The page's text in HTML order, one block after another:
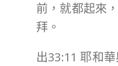
前，就都起來
拜。
出33:11 耶和